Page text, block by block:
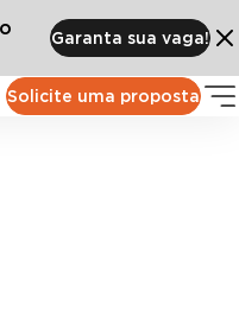
Solicite uma proposta
Garanta sua vaga!